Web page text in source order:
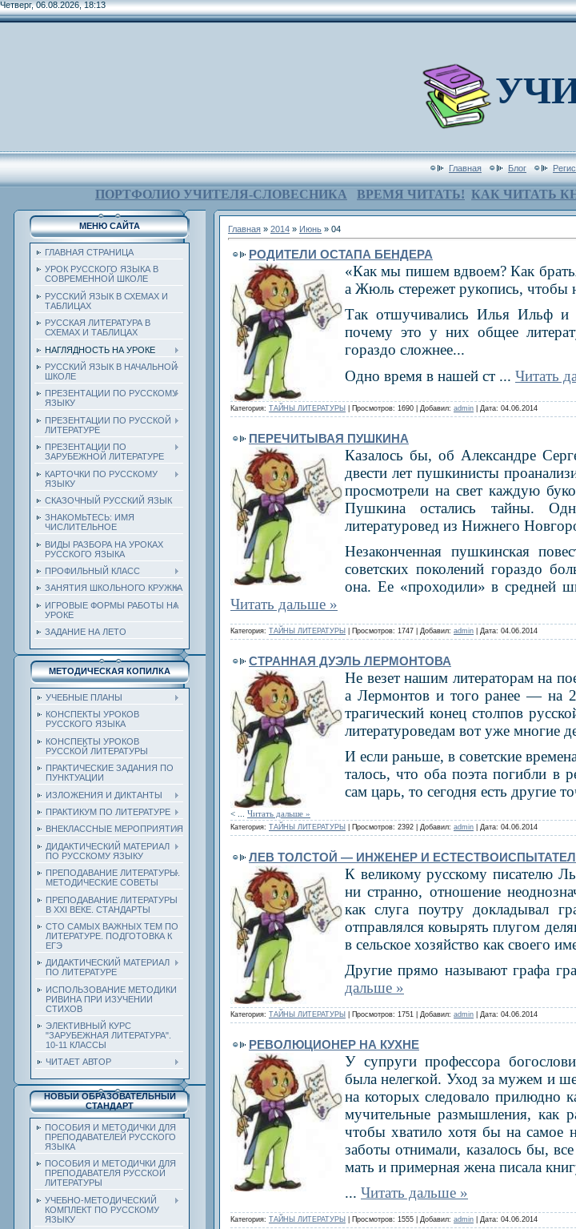
Четверг, 06.08.2026, 18:13
Главная Блог
ПОРТФОЛИО УЧИТЕЛЯ-СЛОВЕСНИКА ВРЕМЯ ЧИТАТЬ! КАК ЧИТАТЬ
МЕНЮ САЙТА
ГЛАВНАЯ СТРАНИЦА
УРОК РУССКОГО ЯЗЫКА В
СОВРЕМЕННОЙ ШКОЛЕ
РУССКИЙ ЯЗЫК В СХЕМАХ И
ТАБЛИЦАХ
РУССКАЯ ЛИТЕРАТУРА В
СХЕМАХ И ТАБЛИЦАХ
НАГЛЯДНОСТЬ НА УРОКЕ
РУССКИЙ ЯЗЫК В НАЧАЛЬНОЙ
ШКОЛЕ
ПРЕЗЕНТАЦИИ ПО РУССКОМУ
ЯЗЫКУ
ПРЕЗЕНТАЦИИ ПО РУССКОЙ
ЛИТЕРАТУРЕ
ПРЕЗЕНТАЦИИ ПО
ЗАРУБЕЖНОЙ ЛИТЕРАТУРЕ
КАРТОЧКИ ПО РУССКОМУ
ЯЗЫКУ
СКАЗОЧНЫЙ РУССКИЙ ЯЗЫК
ЗНАКОМЬТЕСЬ: ИМЯ
ЧИСЛИТЕЛЬНОЕ
ВИДЫ РАЗБОРА НА УРОКАХ
РУССКОГО ЯЗЫКА
ПРОФИЛЬНЫЙ КЛАСС
ЗАНЯТИЯ ШКОЛЬНОГО КРУЖКА
ИГРОВЫЕ ФОРМЫ РАБОТЫ НА
УРОКЕ
ЗАДАНИЕ НА ЛЕТО
МЕТОДИЧЕСКАЯ КОПИЛКА
УЧЕБНЫЕ ПЛАНЫ
КОНСПЕКТЫ УРОКОВ
РУССКОГО ЯЗЫКА
КОНСПЕКТЫ УРОКОВ
РУССКОЙ ЛИТЕРАТУРЫ
ПРАКТИЧЕСКИЕ ЗАДАНИЯ ПО
ПУНКТУАЦИИ
ИЗЛОЖЕНИЯ И ДИКТАНТЫ
ПРАКТИКУМ ПО ЛИТЕРАТУРЕ
ВНЕКЛАССНЫЕ МЕРОПРИЯТИЯ
ДИДАКТИЧЕСКИЙ МАТЕРИАЛ
ПО РУССКОМУ ЯЗЫКУ
ПРЕПОДАВАНИЕ ЛИТЕРАТУРЫ.
МЕТОДИЧЕСКИЕ СОВЕТЫ
ПРЕПОДАВАНИЕ ЛИТЕРАТУРЫ
В XXI ВЕКЕ. СТАНДАРТЫ
СТО САМЫХ ВАЖНЫХ ТЕМ ПО
ЛИТЕРАТУРЕ. ПОДГОТОВКА К
ЕГЭ
ДИДАКТИЧЕСКИЙ МАТЕРИАЛ
ПО ЛИТЕРАТУРЕ
ИСПОЛЬЗОВАНИЕ МЕТОДИКИ
РИВИНА ПРИ ИЗУЧЕНИИ
СТИХОВ
ЭЛЕКТИВНЫЙ КУРС
"ЗАРУБЕЖНАЯ ЛИТЕРАТУРА".
10-11 КЛАССЫ
ЧИТАЕТ АВТОР
НОВЫЙ ОБРАЗОВАТЕЛЬНЫЙ
СТАНДАРТ
ПОСОБИЯ И МЕТОДИЧКИ ДЛЯ
ПРЕПОДАВАТЕЛЕЙ РУССКОГО
ЯЗЫКА
ПОСОБИЯ И МЕТОДИЧКИ ДЛЯ
ПРЕПОДАВАТЕЛЯ РУССКОЙ
ЛИТЕРАТУРЫ
УЧЕБНО-МЕТОДИЧЕСКИЙ
КОМПЛЕКТ ПО РУССКОМУ
ЯЗЫКУ
Главная » 2014 » Июнь » 04
РОДИТЕЛИ ОСТАПА БЕНДЕРА
«Как мы пишем вдвоем? Как
а Жюль сте­режет рукопись, чтобы
Так отшучивались Илья Ильф и
почему это у них общее
гораздо сложнее...
Одно время в нашей ст ... Читать
Категория: ТАЙНЫ ЛИТЕРАТУРЫ | Просмотров: 1690 | Добавил: admin | Дата: 04.06.2014
ПЕРЕЧИТЫВАЯ ПУШКИНА
Казалось бы, об Александре
двести лет пушкинисты
просмотрели на свет каждую
Пушкина остались тайны.
литературовед из Ни­жнего
Незаконченная пушкинская
советских поко­лений гораздо
она. Ее «проходили» в средней
Читать дальше »
Категория: ТАЙНЫ ЛИТЕРАТУРЫ | Просмотров: 1747 | Добавил: admin | Дата: 04.06.2014
СТРАННАЯ ДУЭЛЬ ЛЕРМОНТОВА
Не везет нашим литераторам на
а Лермонтов и того ранее — на
трагический конец столпов
литературоведам вот уже многие
И если раньше, в советские
талось, что оба поэта погибли в
сам царь, то сегодня есть дру­гие
< Читать дальше »
Категория: ТАЙНЫ ЛИТЕРАТУРЫ | Просмотров: 2392 | Добавил: admin | Дата: 04.06.2014
ЛЕВ ТОЛСТОЙ — ИНЖЕНЕР И
К великому русскому писателю
ни странно, от­ношение
как слуга поутру докладывал
отправ­лялся ковырять плугом
в сельское хозяйство как своего
Другие прямо назы­вают графа
дальше »
Категория: ТАЙНЫ ЛИТЕРАТУРЫ | Просмотров: 1751 | Добавил: admin | Дата: 04.06.2014
РЕВОЛЮЦИОНЕР НА КУХНЕ
У супруги профессора
была нелегкой. Уход за мужем и
на которых следовало прилюдно
му­чительные размышления, как
чтобы хватило хо­тя бы на самое
заботы отнимали, казалось бы,
мать и примерная жена писала
... Читать дальше »
Категория: ТАЙНЫ ЛИТЕРАТУРЫ | Просмотров: 1555 | Добавил: admin | Дата: 04.06.2014